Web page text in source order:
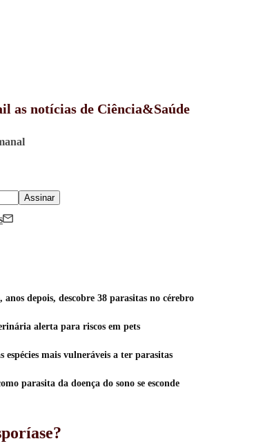
as notícias de Ciência&Saúde
Assinar
depois, descobre 38 parasitas no cérebro
alerta para riscos em pets
espécies mais vulneráveis a ter parasitas
parasita da doença do sono se esconde